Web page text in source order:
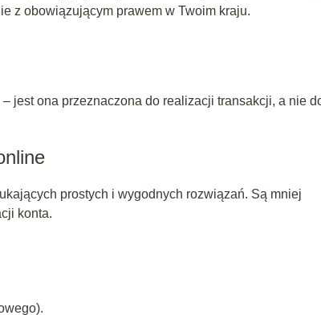
z obowiązującym prawem w Twoim kraju.
jest ona przeznaczona do realizacji transakcji, a nie
prostych i wygodnych rozwiązań. Są mniej
konta.